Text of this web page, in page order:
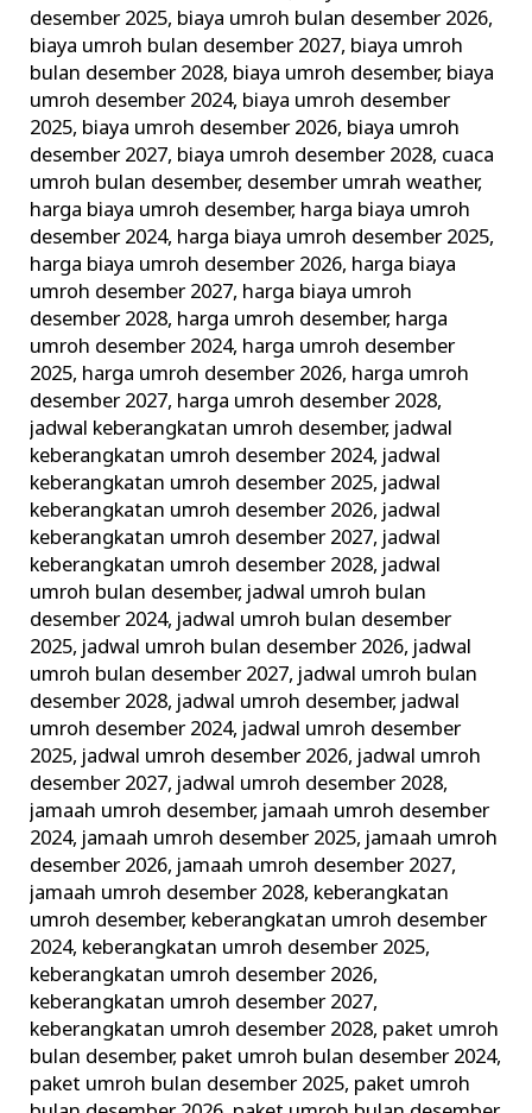
desember 2025, biaya umroh bulan desember 2026,
biaya umroh bulan desember 2027, biaya umroh
bulan desember 2028, biaya umroh desember, biaya
umroh desember 2024, biaya umroh desember
2025, biaya umroh desember 2026, biaya umroh
desember 2027, biaya umroh desember 2028, cuaca
umroh bulan desember, desember umrah weather,
harga biaya umroh desember, harga biaya umroh
desember 2024, harga biaya umroh desember 2025,
harga biaya umroh desember 2026, harga biaya
umroh desember 2027, harga biaya umroh
desember 2028, harga umroh desember, harga
umroh desember 2024, harga umroh desember
2025, harga umroh desember 2026, harga umroh
desember 2027, harga umroh desember 2028,
jadwal keberangkatan umroh desember, jadwal
keberangkatan umroh desember 2024, jadwal
keberangkatan umroh desember 2025, jadwal
keberangkatan umroh desember 2026, jadwal
keberangkatan umroh desember 2027, jadwal
keberangkatan umroh desember 2028, jadwal
umroh bulan desember, jadwal umroh bulan
desember 2024, jadwal umroh bulan desember
2025, jadwal umroh bulan desember 2026, jadwal
umroh bulan desember 2027, jadwal umroh bulan
desember 2028, jadwal umroh desember, jadwal
umroh desember 2024, jadwal umroh desember
2025, jadwal umroh desember 2026, jadwal umroh
desember 2027, jadwal umroh desember 2028,
jamaah umroh desember, jamaah umroh desember
2024, jamaah umroh desember 2025, jamaah umroh
desember 2026, jamaah umroh desember 2027,
jamaah umroh desember 2028, keberangkatan
umroh desember, keberangkatan umroh desember
2024, keberangkatan umroh desember 2025,
keberangkatan umroh desember 2026,
keberangkatan umroh desember 2027,
keberangkatan umroh desember 2028, paket umroh
bulan desember, paket umroh bulan desember 2024,
paket umroh bulan desember 2025, paket umroh